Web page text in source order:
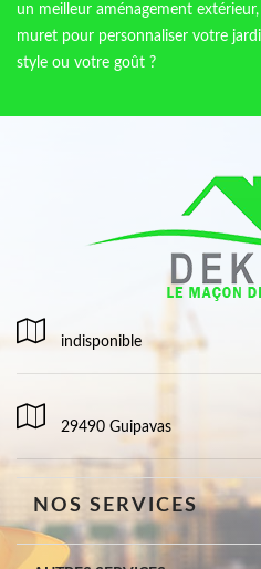
un meilleur aménagement
muret pour personnaliser votre
style ou votre goût ?
indisponible
29490 Guipavas
NOS SERVICES